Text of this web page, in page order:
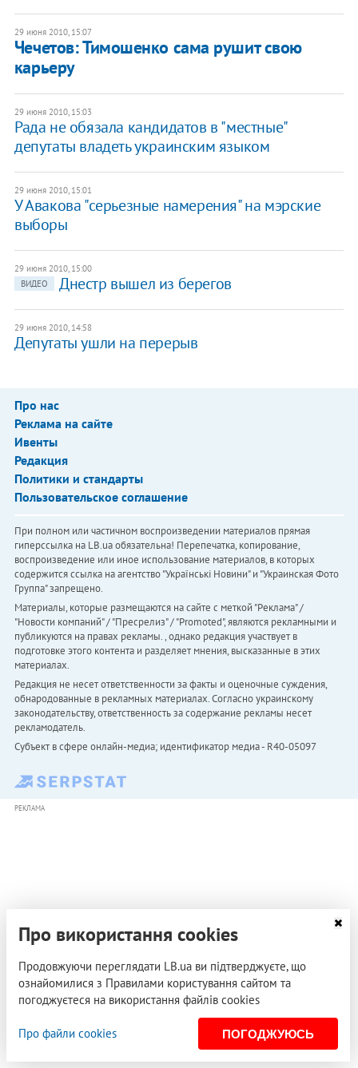
29 июня 2010, 15:07
Чечетов: Тимошенко сама рушит свою
карьеру
29 июня 2010, 15:03
Рада не обязала кандидатов в "местные"
депутаты владеть украинским языком
29 июня 2010, 15:01
У Авакова "серьезные намерения" на мэрские
выборы
29 июня 2010, 15:00
ВИДЕО
Днестр вышел из берегов
29 июня 2010, 14:58
Депутаты ушли на перерыв
Про нас
Реклама на сайте
Ивенты
Редакция
Политики и стандарты
Пользовательское соглашение
При полном или частичном воспроизведении материалов прямая
гиперссылка на LB.ua обязательна! Перепечатка, копирование,
воспроизведение или иное использование материалов, в которых
содержится ссылка на агентство "Українськi Новини" и "Украинская Фото
Группа" запрещено.
Материалы, которые размещаются на сайте с меткой "Реклама" /
"Новости компаний" / "Пресрелиз" / "Promoted", являются рекламными и
публикуются на правах рекламы. , однако редакция участвует в
подготовке этого контента и разделяет мнения, высказанные в этих
материалах.
Редакция не несет ответственности за факты и оценочные суждения,
обнародованные в рекламных материалах. Согласно украинскому
законодательству, ответственность за содержание рекламы несет
рекламодатель.
Субъект в сфере онлайн-медиа; идентификатор медиа - R40-05097
РЕКЛАМА
Про використання cookies
Продовжуючи переглядати LB.ua ви підтверджуєте, що
ознайомилися з Правилами користування сайтом та
погоджуєтеся на використання файлів cookies
Про файли cookies ПОГОДЖУЮСЬ